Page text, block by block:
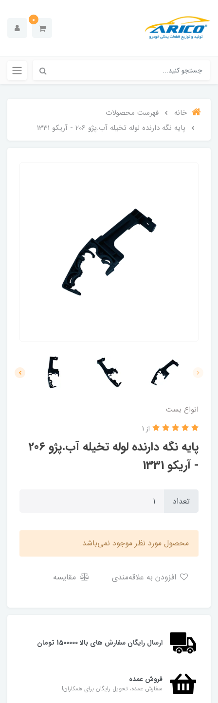
0
خانه
فهرست محصولات
پایه نگه دارنده لوله تخیله آب.پژو 206 - آریکو 1331
انواع بست
پایه نگه دارنده لوله تخیله آب.پژو 206
- آریکو 1331
از 1
تعداد
محصول مورد نظر موجود نمی‌باشد.
مقایسه
ارسال رایگان سفارش های بالا 1500000 تومان
فروش عمده
سفارش عمده، تحویل رایگان برای همکاران!